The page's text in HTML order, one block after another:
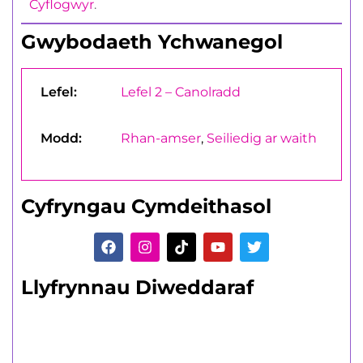
Cyflogwyr.
Gwybodaeth Ychwanegol
Lefel: Lefel 2 – Canolradd
Modd: Rhan-amser, Seiliedig ar waith
Cyfryngau Cymdeithasol
Llyfrynnau Diweddaraf